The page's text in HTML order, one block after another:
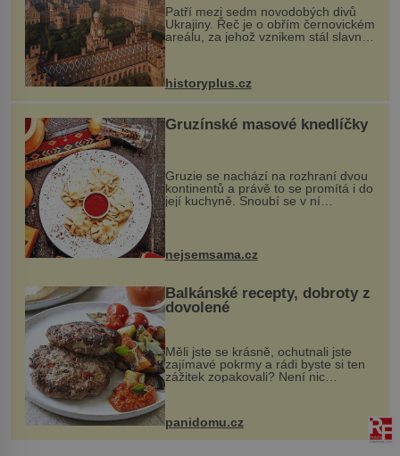
Patří mezi sedm novodobých divů
Ukrajiny. Řeč je o obřím černovickém
areálu, za jehož vznikem stál slavný
český architekt Josef Hlávka. Ten si
na něm dal mimořádně záležet. Jeho
historyplus.cz
Gruzínské masové knedlíčky
Gruzie se nachází na rozhraní dvou
kontinentů a právě to se promítá i do
její kuchyně. Snoubí se v ní
evropské a asijské chutě a díky tomu
pokrmy, které rozhodně st...
nejsemsama.cz
Balkánské recepty, dobroty z
dovolené
Měli jste se krásně, ochutnali jste
zajímavé pokrmy a rádi byste si ten
zážitek zopakovali? Není nic
snazšího. Pljeskavica (10 porcí)
Možná jste ji ochutnali na dovolené v
bývalé Jugoslávii, lze ji vi...
panidomu.cz